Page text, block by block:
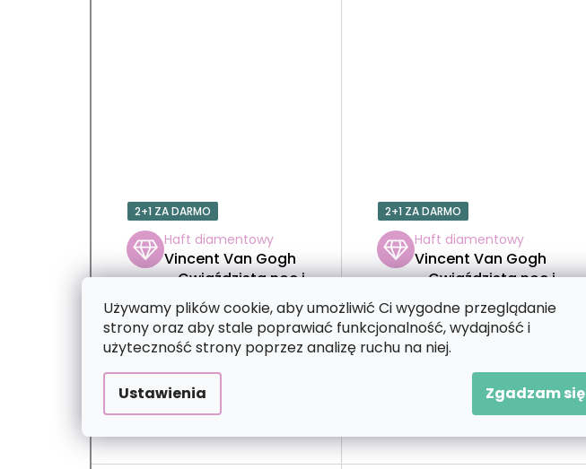
Używamy plików cookie, aby umożliwić Ci wygodne przeglądanie
strony oraz aby stale poprawiać funkcjonalność, wydajność i
użyteczność strony poprzez analizę ruchu na niej.
Ustawienia Zgadzam się
2+1 ZA DARMO
Haft diamentowy
Vincent Van Gogh
– Gwiaździsta noc i
niedźwiedź
zł101,90
WYBIERAĆ
2+1 ZA DARMO
Haft diamentowy
Vincent Van Gogh
– Gwiaździsta noc i
pantera
zł101,90
WYBIERAĆ